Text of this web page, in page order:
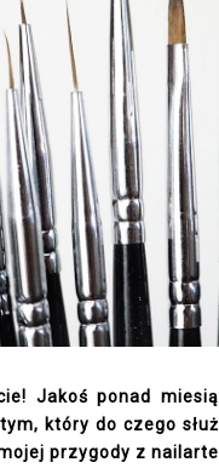
Jakoś ponad
który do czego
przygody z